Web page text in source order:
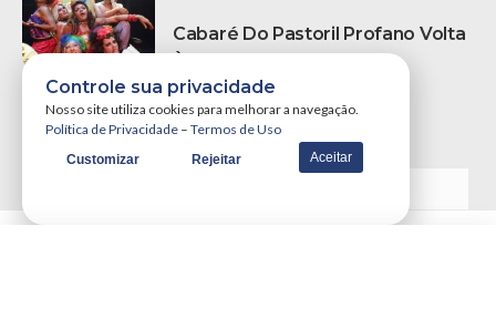
Cabaré Do Pastoril Profano Volta
porPortal WSCOM
Controle sua privacidade
Nosso site utiliza cookies para melhorar a navegação.
Política de Privacidade – Termos de Uso
Customizar Rejeitar Aceitar